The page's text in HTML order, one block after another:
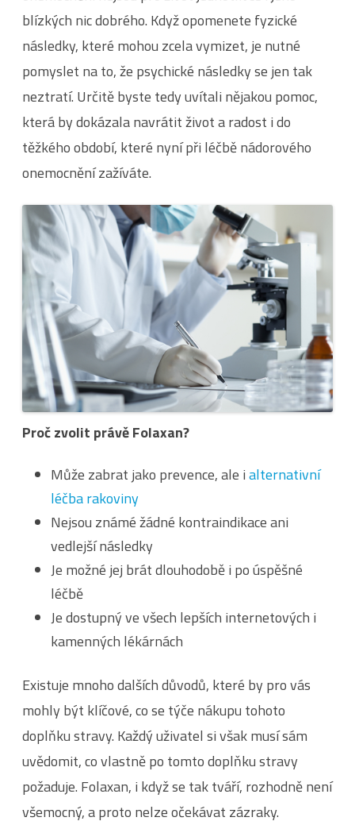
blízkých nic dobrého. Když opomenete fyzické
následky, které mohou zcela vymizet, je nutné
pomyslet na to, že psychické následky se jen tak
neztratí. Určitě byste tedy uvítali nějakou pomoc,
která by dokázala navrátit život a radost i do
těžkého období, které nyní při léčbě nádorového
onemocnění zažíváte.
Proč zvolit právě Folaxan?
Může zabrat jako prevence, ale ialternativní
léčba rakoviny
Nejsou známé žádné kontraindikace ani
vedlejší následky
Je možné jej brát dlouhodobě i po úspěšné
léčbě
Je dostupný ve všech lepších internetových i
kamenných lékárnách
Existuje mnoho dalších důvodů, které by pro vás
mohly být klíčové, co se týče nákupu tohoto
doplňku stravy. Každý uživatel si však musí sám
uvědomit, co vlastně po tomto doplňku stravy
požaduje. Folaxan, i když se tak tváří, rozhodně není
všemocný, a proto nelze očekávat zázraky.